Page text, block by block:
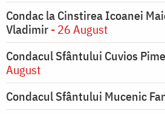
Condac la Cinstirea Icoanei
Vladimir- 26 August
Condacul Sfântului Cuvios
August
Condacul Sfântului Mucenic